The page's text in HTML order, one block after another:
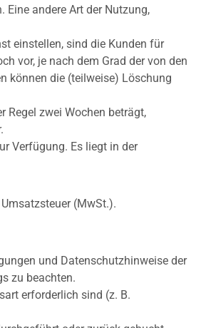
andere Art der Nutzung,
einstellen, sind die Kunden für
vor, je nach dem Grad der von den
können die (teilweise) Löschung
Regel zwei Wochen beträgt,
Verfügung. Es liegt in der
(MwSt.).
und Datenschutzhinweise der
zu beachten.
erforderlich sind (z. B.